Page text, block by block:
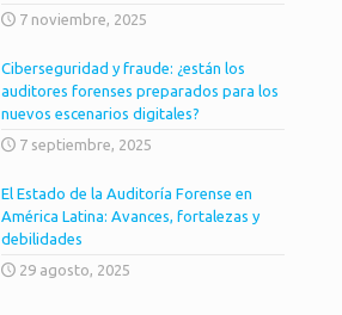
7 noviembre, 2025
Ciberseguridad y fraude: ¿están los
auditores forenses preparados para los
nuevos escenarios digitales?
7 septiembre, 2025
El Estado de la Auditoría Forense en
América Latina: Avances, fortalezas y
debilidades
29 agosto, 2025